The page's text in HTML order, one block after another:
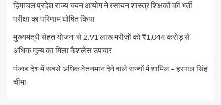
हिमाचल प्रदेश राज्य चयन आयोग ने रसायन शास्त्र शिक्षकों की भर्ती
परीक्षा का परिणाम घोषित किया
मुख्यमंत्री सेहत योजना से 2.91 लाख मरीज़ों को ₹1,044 करोड़ से
अधिक मूल्य का मिला कैशलेस उपचार
पंजाब देश में सबसे अधिक वेतनमान देने वाले राज्यों में शामिल – हरपाल सिंह
चीमा